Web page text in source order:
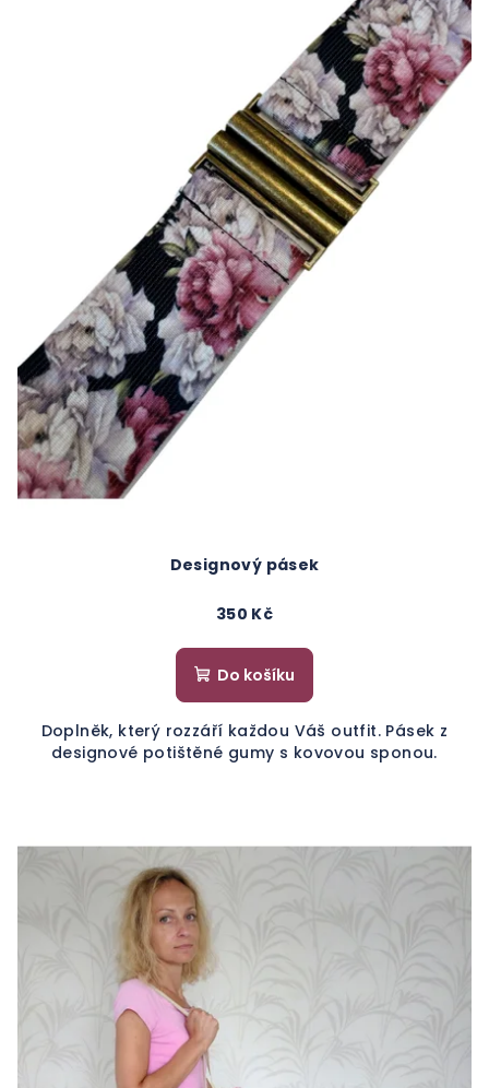
Designový pásek
350 Kč
Do košíku
Doplněk, který rozzáří každou Váš outfit. Pásek z
designové potištěné gumy s kovovou sponou.